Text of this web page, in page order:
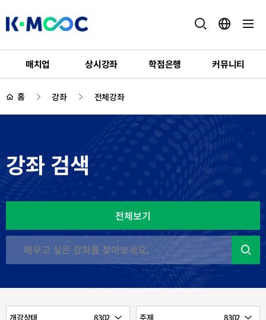
K-
매치업 상시강좌 학점은행 커뮤니티
하
위
메
홈 강좌 전체강좌
강좌 검색
전체보기
개강상태 8302 선택 주제 8302 선택